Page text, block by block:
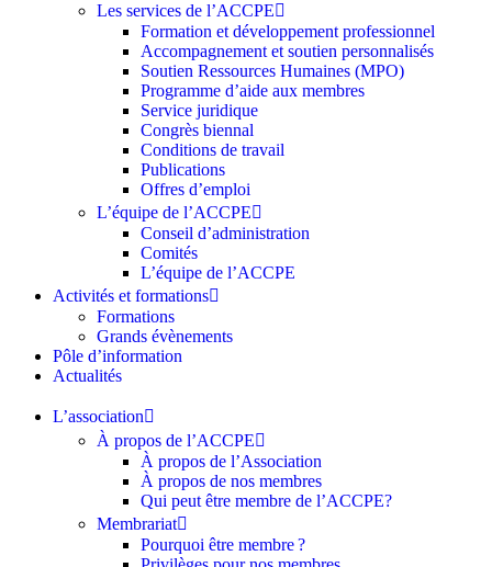
Les services de l’ACCPE
Formation et développement professionnel
Accompagnement et soutien personnalisés
Soutien Ressources Humaines (MPO)
Programme d’aide aux membres
Service juridique
Congrès biennal
Conditions de travail
Publications
Offres d’emploi
L’équipe de l’ACCPE
Conseil d’administration
Comités
L’équipe de l’ACCPE
Activités et formations
Formations
Grands évènements
Pôle d’information
Actualités
L’association
À propos de l’ACCPE
À propos de l’Association
À propos de nos membres
Qui peut être membre de l’ACCPE?
Membrariat
Pourquoi être membre ?​